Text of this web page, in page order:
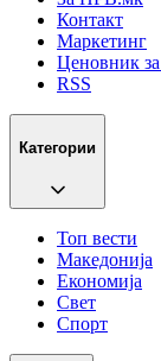
Контакт
Маркетинг
Ценовник
RSS
Категории
Топ вести
Македонија
Економија
Свет
Спорт